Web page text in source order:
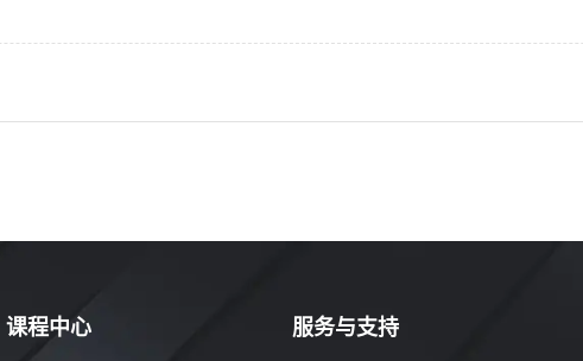
课程中心 服务与支持